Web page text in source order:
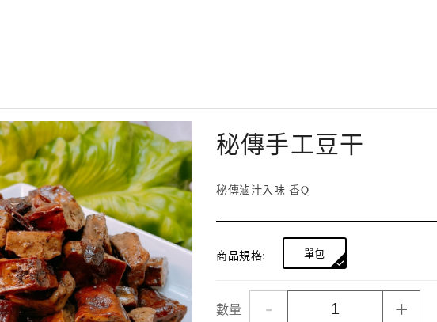
秘傳手工豆干
秘傳滷汁入味 香Q
商品規格: 單包
數量 - +